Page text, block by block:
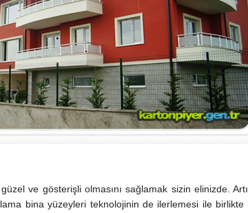
güzel ve gösterişli olmasını sağlamak sizin elinizde.
bina yüzeyleri teknolojinin de ilerlemesi ile birlikte